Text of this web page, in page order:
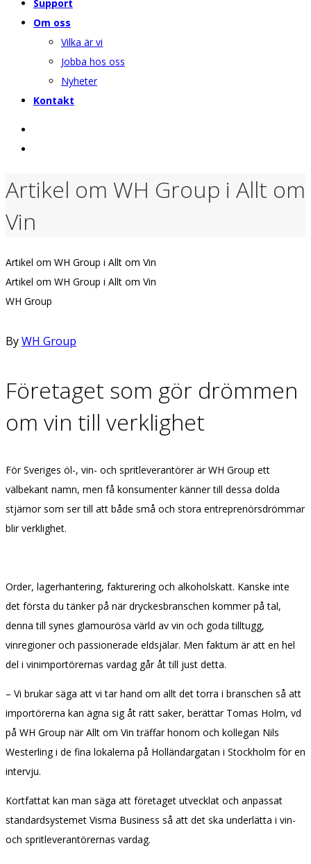
Support
Om oss
Vilka är vi
Jobba hos oss
Nyheter
Kontakt
Artikel om WH Group i Allt om
Vin
Artikel om WH Group i Allt om Vin
Artikel om WH Group i Allt om Vin
WH Group
ByWH Group
Företaget som gör drömmen
om vin till verklighet
För Sveriges öl-, vin- och spritleverantörer är WH Group ett
välbekant namn, men få konsumenter känner till dessa dolda
stjärnor som ser till att både små och stora entreprenörsdrömmar
blir verklighet.
Order, lagerhantering, fakturering och alkoholskatt. Kanske inte
det första du tänker på när dryckesbranschen kommer på tal,
denna till synes glamourösa värld av vin och goda tilltugg,
vinregioner och passionerade eldsjälar. Men faktum är att en hel
del i vinimportörernas vardag går åt till just detta.
– Vi brukar säga att vi tar hand om allt det torra i branschen så att
importörerna kan ägna sig åt rätt saker, berättar Tomas Holm, vd
på WH Group när Allt om Vin träffar honom och kollegan Nils
Westerling i de fina lokalerna på Holländargatan i Stockholm för en
intervju.
Kortfattat kan man säga att företaget utvecklat och anpassat
standardsystemet Visma Business så att det ska underlätta i vin-
och spritleverantörernas vardag.